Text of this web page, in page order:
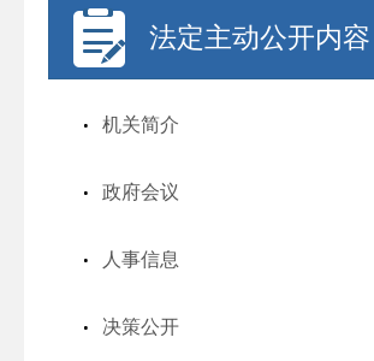
法定主动公开内容
机关简介
政府会议
人事信息
决策公开